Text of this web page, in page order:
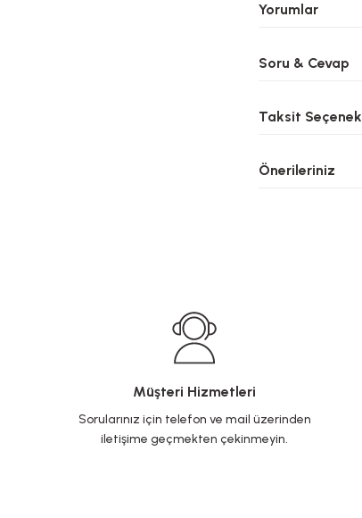
Yorumlar
Soru & Cevap
Taksit
Önerileriniz
Müşteri Hizmetleri
Sorularınız için telefon ve mail üzerinden
iletişime geçmekten çekinmeyin.